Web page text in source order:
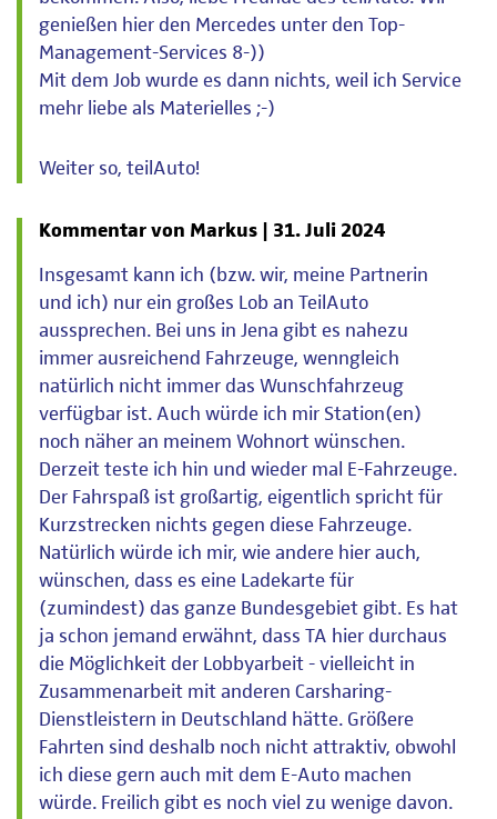
genießen hier den Mercedes unter den Top-
Management-Services 8-))
Mit dem Job wurde es dann nichts, weil ich Service
mehr liebe als Materielles ;-)
Weiter so, teilAuto!
Kommentar von Markus | 31. Juli 2024
Insgesamt kann ich (bzw. wir, meine Partnerin
und ich) nur ein großes Lob an TeilAuto
aussprechen. Bei uns in Jena gibt es nahezu
immer ausreichend Fahrzeuge, wenngleich
natürlich nicht immer das Wunschfahrzeug
verfügbar ist. Auch würde ich mir Station(en)
noch näher an meinem Wohnort wünschen.
Derzeit teste ich hin und wieder mal E-Fahrzeuge.
Der Fahrspaß ist großartig, eigentlich spricht für
Kurzstrecken nichts gegen diese Fahrzeuge.
Natürlich würde ich mir, wie andere hier auch,
wünschen, dass es eine Ladekarte für
(zumindest) das ganze Bundesgebiet gibt. Es hat
ja schon jemand erwähnt, dass TA hier durchaus
die Möglichkeit der Lobbyarbeit - vielleicht in
Zusammenarbeit mit anderen Carsharing-
Dienstleistern in Deutschland hätte. Größere
Fahrten sind deshalb noch nicht attraktiv, obwohl
ich diese gern auch mit dem E-Auto machen
würde. Freilich gibt es noch viel zu wenige davon.